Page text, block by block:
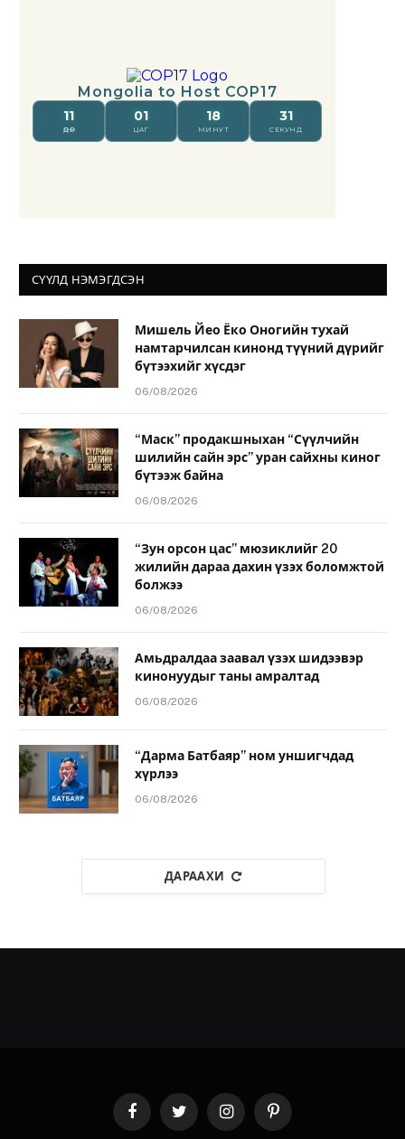
СҮҮЛД НЭМЭГДСЭН
Мишель Йео Ёко Оногийн тухай
намтарчилсан кинонд түүний дүрийг
бүтээхийг хүсдэг
06/08/2026
“Маск” продакшныхан “Сүүлчийн
шилийн сайн эрс” уран сайхны киног
бүтээж байна
06/08/2026
“Зун орсон цас” мюзиклийг 20
жилийн дараа дахин үзэх боломжтой
болжээ
06/08/2026
Амьдралдаа заавал үзэх шидээвэр
кинонуудыг таны амралтад
06/08/2026
“Дарма Батбаяр” ном уншигчдад
хүрлээ
06/08/2026
ДАРААХИ
FacebookTwitter InstagramPinterest